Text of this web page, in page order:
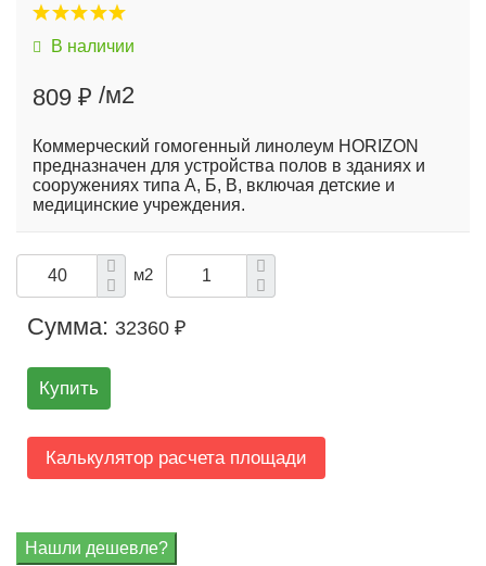
В наличии
809 ₽ /м2
Коммерческий гомогенный линолеум HORIZON
предназначен для устройства полов в зданиях и
сооружениях типа А, Б, В, включая детские и
медицинские учреждения.
м2
Сумма: 32360 ₽
Купить
Калькулятор расчета площади